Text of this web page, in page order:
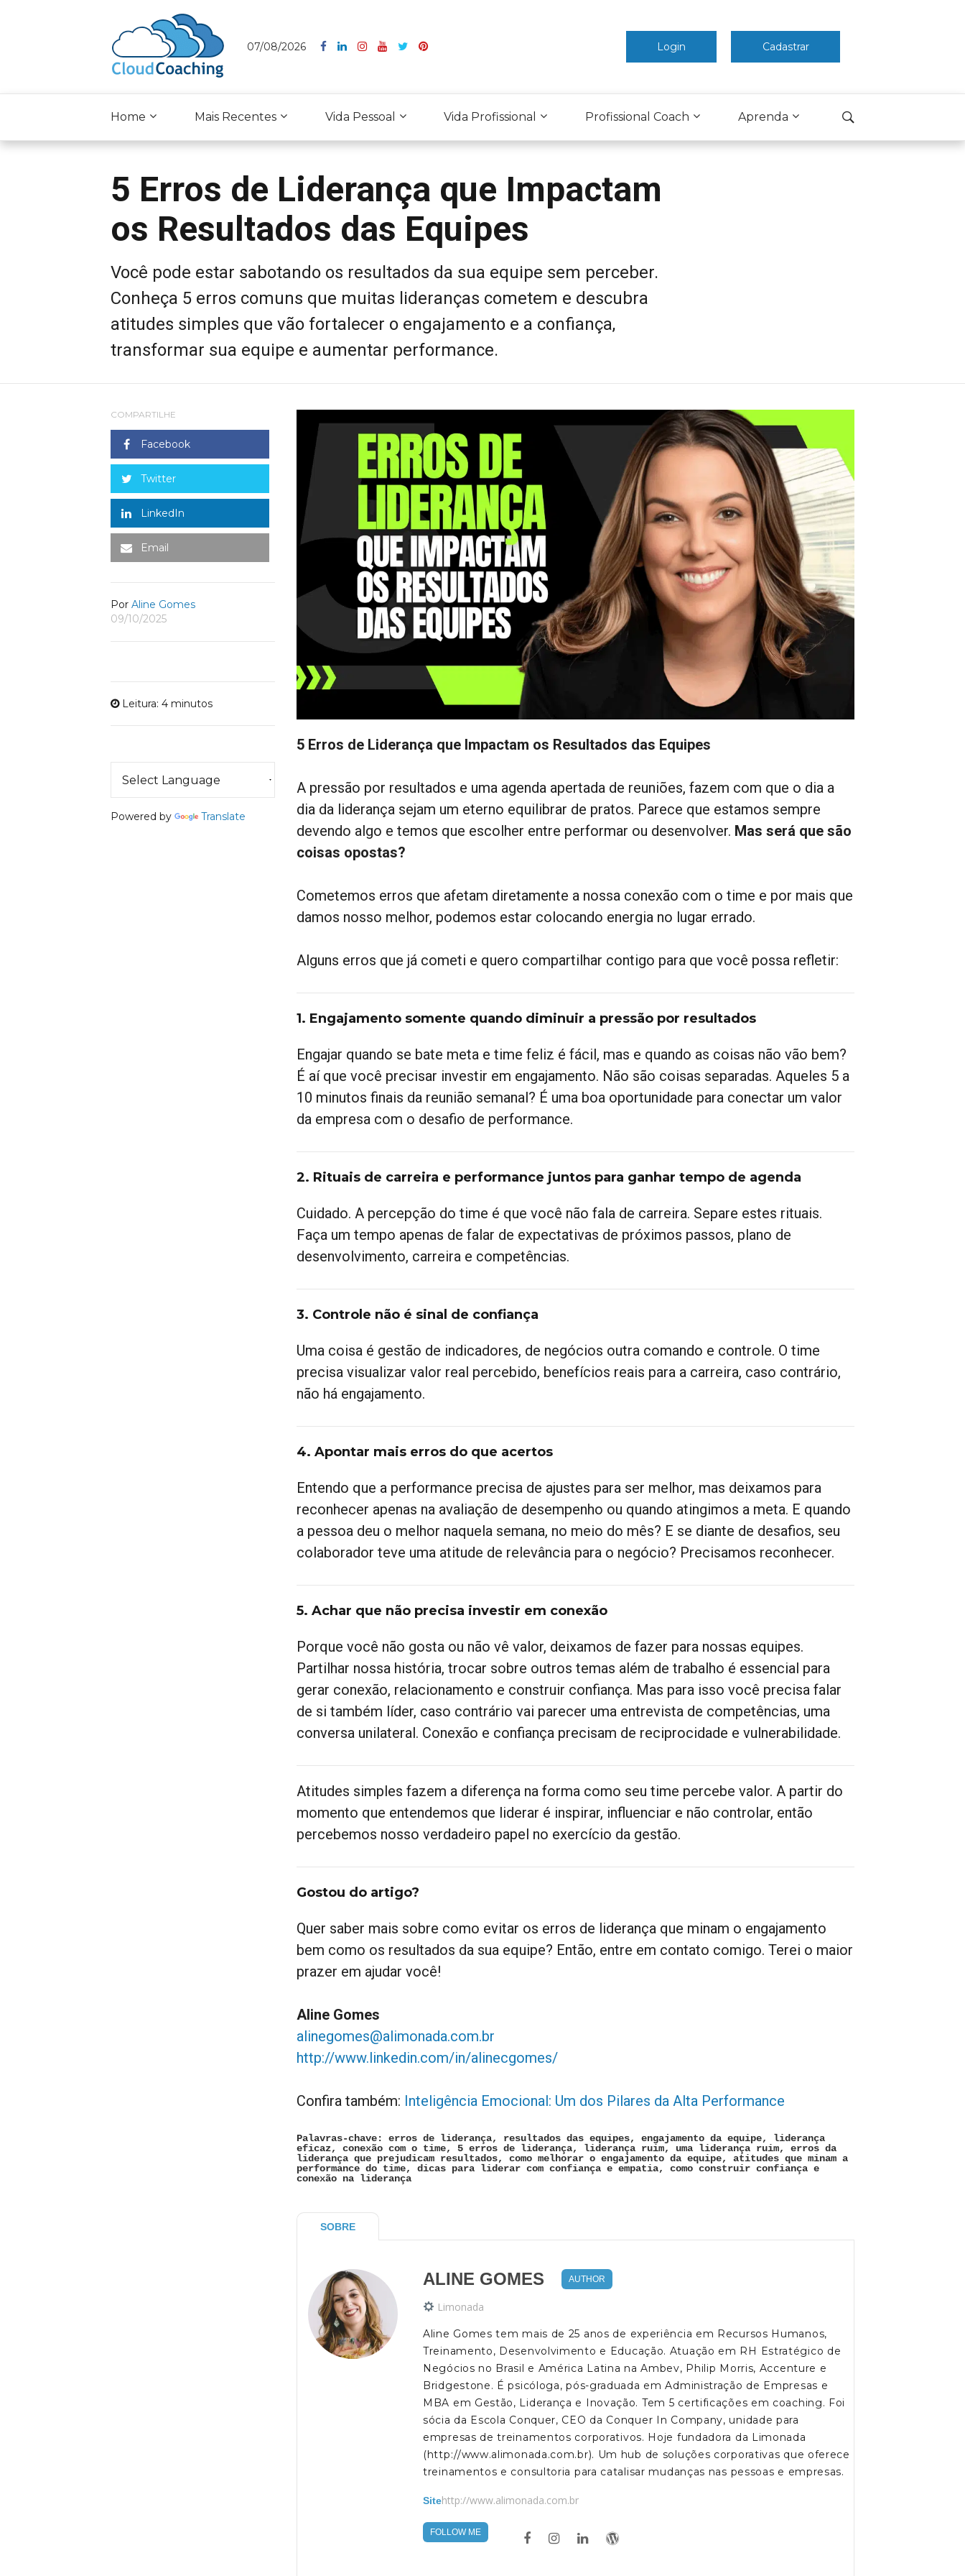
07/08/2026 Login Cadastrar
Home Mais Recentes Vida Pessoal Vida Profissional Profissional Coach Aprenda
5 Erros de Liderança que Impactam
os Resultados das Equipes
Você pode estar sabotando os resultados da sua equipe sem perceber.
Conheça 5 erros comuns que muitas lideranças cometem e descubra
atitudes simples que vão fortalecer o engajamento e a confiança,
transformar sua equipe e aumentar performance.
COMPARTILHE
Facebook
Twitter
LinkedIn
Email
Por Aline Gomes
09/10/2025
Leitura: 4 minutos
Powered by Translate
5 Erros de Liderança que Impactam os Resultados das Equipes
A pressão por resultados e uma agenda apertada de reuniões, fazem com que o dia a
dia da liderança sejam um eterno equilibrar de pratos. Parece que estamos sempre
devendo algo e temos que escolher entre performar ou desenvolver. Mas será que são
coisas opostas?
Cometemos erros que afetam diretamente a nossa conexão com o time e por mais que
damos nosso melhor, podemos estar colocando energia no lugar errado.
Alguns erros que já cometi e quero compartilhar contigo para que você possa refletir:
1. Engajamento somente quando diminuir a pressão por resultados
Engajar quando se bate meta e time feliz é fácil, mas e quando as coisas não vão bem?
É aí que você precisar investir em engajamento. Não são coisas separadas. Aqueles 5 a
10 minutos finais da reunião semanal? É uma boa oportunidade para conectar um valor
da empresa com o desafio de performance.
2. Rituais de carreira e performance juntos para ganhar tempo de agenda
Cuidado. A percepção do time é que você não fala de carreira. Separe estes rituais.
Faça um tempo apenas de falar de expectativas de próximos passos, plano de
desenvolvimento, carreira e competências.
3. Controle não é sinal de confiança
Uma coisa é gestão de indicadores, de negócios outra comando e controle. O time
precisa visualizar valor real percebido, benefícios reais para a carreira, caso contrário,
não há engajamento.
4. Apontar mais erros do que acertos
Entendo que a performance precisa de ajustes para ser melhor, mas deixamos para
reconhecer apenas na avaliação de desempenho ou quando atingimos a meta. E quando
a pessoa deu o melhor naquela semana, no meio do mês? E se diante de desafios, seu
colaborador teve uma atitude de relevância para o negócio? Precisamos reconhecer.
5. Achar que não precisa investir em conexão
Porque você não gosta ou não vê valor, deixamos de fazer para nossas equipes.
Partilhar nossa história, trocar sobre outros temas além de trabalho é essencial para
gerar conexão, relacionamento e construir confiança. Mas para isso você precisa falar
de si também líder, caso contrário vai parecer uma entrevista de competências, uma
conversa unilateral. Conexão e confiança precisam de reciprocidade e vulnerabilidade.
Atitudes simples fazem a diferença na forma como seu time percebe valor. A partir do
momento que entendemos que liderar é inspirar, influenciar e não controlar, então
percebemos nosso verdadeiro papel no exercício da gestão.
Gostou do artigo?
Quer saber mais sobre como evitar os erros de liderança que minam o engajamento
bem como os resultados da sua equipe? Então, entre em contato comigo. Terei o maior
prazer em ajudar você!
Aline Gomes
alinegomes@alimonada.com.br
http://www.linkedin.com/in/alinecgomes/
Confira também: Inteligência Emocional: Um dos Pilares da Alta Performance
Palavras-chave: erros de liderança, resultados das equipes, engajamento da equipe, liderança
eficaz, conexão com o time, 5 erros de liderança, liderança ruim, uma liderança ruim, erros da
liderança que prejudicam resultados, como melhorar o engajamento da equipe, atitudes que minam a
performance do time, dicas para liderar com confiança e empatia, como construir confiança e
conexão na liderança
SOBRE
ALINE GOMES AUTHOR
Limonada
Aline Gomes tem mais de 25 anos de experiência em Recursos Humanos,
Treinamento, Desenvolvimento e Educação. Atuação em RH Estratégico de
Negócios no Brasil e América Latina na Ambev, Philip Morris, Accenture e
Bridgestone. É psicóloga, pós-graduada em Administração de Empresas e
MBA em Gestão, Liderança e Inovação. Tem 5 certificações em coaching. Foi
sócia da Escola Conquer, CEO da Conquer In Company, unidade para
empresas de treinamentos corporativos. Hoje fundadora da Limonada
(http://www.alimonada.com.br). Um hub de soluções corporativas que oferece
treinamentos e consultoria para catalisar mudanças nas pessoas e empresas.
Sitehttp://www.alimonada.com.br
FOLLOW ME